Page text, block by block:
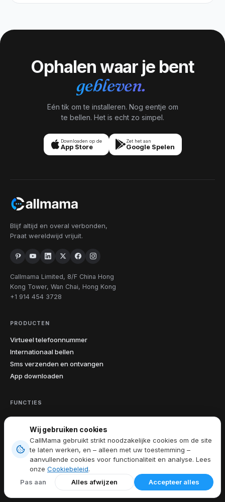
Ophalen waar je bent
gebleven.
Eén tik om te installeren. Nog eentje om
te bellen. Het is echt zo simpel.
Downloaden op de
App Store
Zet het aan
Google Spelen
Blijf altijd en overal verbonden,
Praat wereldwijd vrijuit.
Callmama Limited, 8/F China Hong
Kong Tower, Wan Chai, Hong Kong
+1 914 454 3728
PRODUCTEN
Virtueel telefoonnummer
Internationaal bellen
Sms verzenden en ontvangen
App downloaden
FUNCTIES
Alle functies
Opname van gesprekken
Beller-ID
Oproep doorsturen
Voicemail
Wij gebruiken cookies
CallMama gebruikt strikt noodzakelijke cookies om de site
te laten werken, en – alleen met uw toestemming –
aanvullende cookies voor functionaliteit en analyse. Lees
onze Cookiebeleid.
Pas aan
Alles afwijzen Accepteer alles